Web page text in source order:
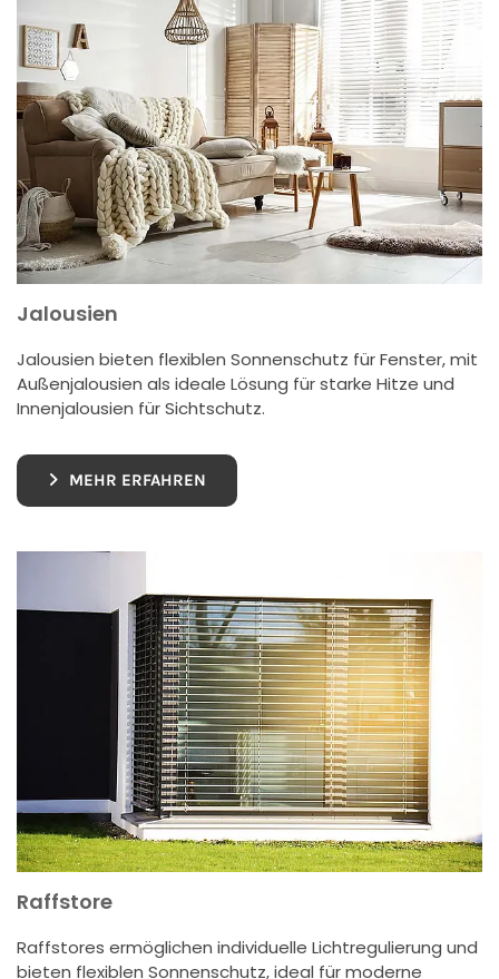
Jalousien
Jalousien bieten flexiblen Sonnenschutz für Fenster, mit
Außenjalousien als ideale Lösung für starke Hitze und
Innenjalousien für Sichtschutz.
MEHR ERFAHREN
Raffstore
Raffstores ermöglichen individuelle Lichtregulierung und
bieten flexiblen Sonnenschutz, ideal für moderne